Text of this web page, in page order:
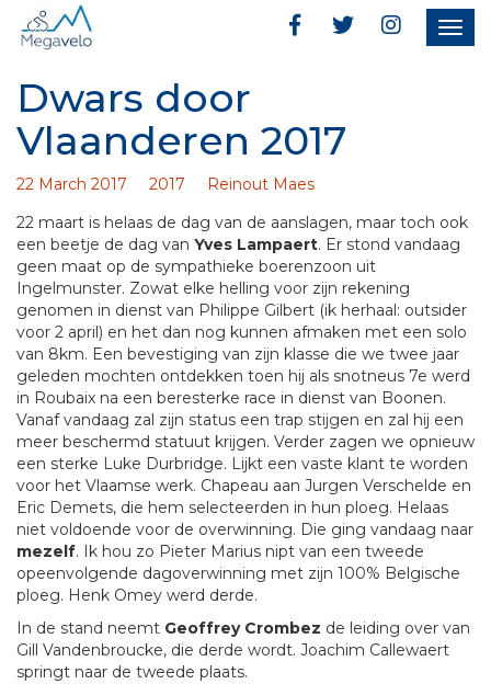
Dwars door
Vlaanderen 2017
22 March 2017 2017
Reinout Maes
22 maart is helaas de dag van de aanslagen, maar toch ook
een beetje de dag van Yves Lampaert. Er stond vandaag
geen maat op de sympathieke boerenzoon uit
Ingelmunster. Zowat elke helling voor zijn rekening
genomen in dienst van Philippe Gilbert (ik herhaal: outsider
voor 2 april) en het dan nog kunnen afmaken met een solo
van 8km. Een bevestiging van zijn klasse die we twee jaar
geleden mochten ontdekken toen hij als snotneus 7e werd
in Roubaix na een beresterke race in dienst van Boonen.
Vanaf vandaag zal zijn status een trap stijgen en zal hij een
meer beschermd statuut krijgen. Verder zagen we opnieuw
een sterke Luke Durbridge. Lijkt een vaste klant te worden
voor het Vlaamse werk. Chapeau aan Jurgen Verschelde en
Eric Demets, die hem selecteerden in hun ploeg. Helaas
niet voldoende voor de overwinning. Die ging vandaag naar
mezelf. Ik hou zo Pieter Marius nipt van een tweede
opeenvolgende dagoverwinning met zijn 100% Belgische
ploeg. Henk Omey werd derde.
In de stand neemt Geoffrey Crombez de leiding over van
Gill Vandenbroucke, die derde wordt. Joachim Callewaert
springt naar de tweede plaats.